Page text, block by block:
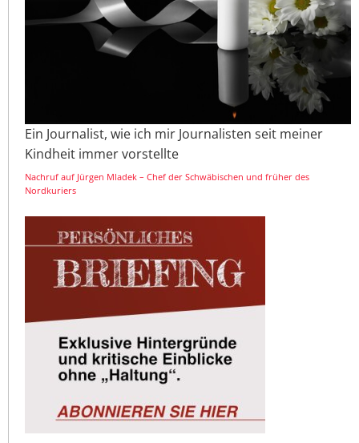
Ein Journalist, wie ich mir Journalisten seit meiner
Kindheit immer vorstellte
Nachruf auf Jürgen Mladek – Chef der Schwäbischen und früher des
Nordkuriers